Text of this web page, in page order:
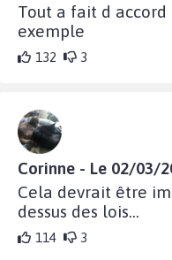
Tout a fait d
exemple
132 3
Corinne - Le 02/03/
Cela devrait être
dessus des lois...
114 3